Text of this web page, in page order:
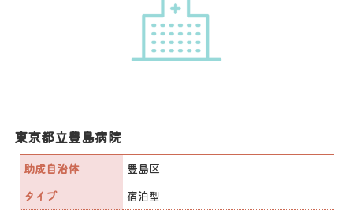
東京都立豊島病院
助成自治体
豊島区
タイプ
宿泊型